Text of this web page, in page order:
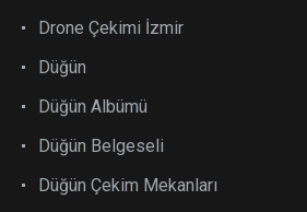
Drone Çekimi İzmir
Düğün
Düğün Albümü
Düğün Belgeseli
Düğün Çekim Mekanları